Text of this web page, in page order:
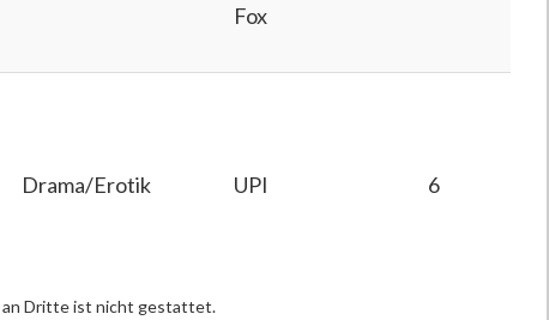
Fox
Drama/Erotik UPI 6
an Dritte ist nicht gestattet.